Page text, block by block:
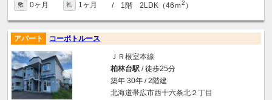
敷 0ヶ月 礼 1ヶ月 / 1階 2LDK（46ｍ2 ）
アパート コーポトルース
ＪＲ根室本線
柏林台駅/ 徒歩25分
築年 30年 / 2階建
北海道帯広市西十六条北２丁目